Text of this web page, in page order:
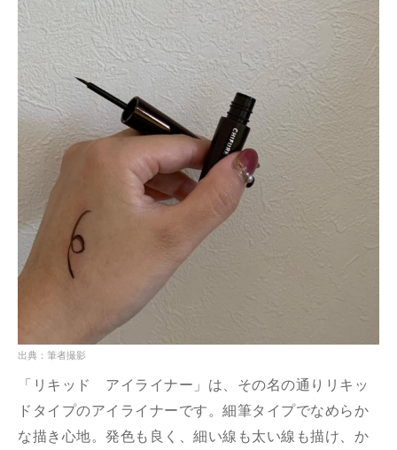
出典：筆者撮影
「リキッド アイライナー」は、その名の通りリキッ
ドタイプのアイライナーです。細筆タイプでなめらか
な描き心地。発色も良く、細い線も太い線も描け、か